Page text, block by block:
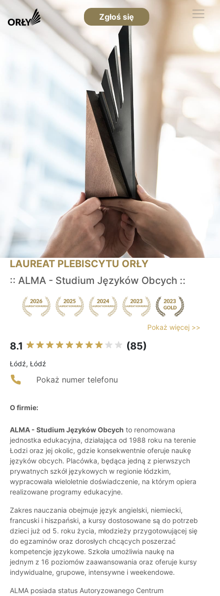
Zgłoś się
LAUREAT PLEBISCYTU ORŁY
:: ALMA - Studium Języków Obcych ::
Pokaż więcej >>
8.1 (85)
Łódź, Łódź
Pokaż numer telefonu
O firmie:
ALMA - Studium Języków Obcych to renomowana
jednostka edukacyjna, działająca od 1988 roku na terenie
Łodzi oraz jej okolic, gdzie konsekwentnie oferuje naukę
języków obcych. Placówka, będąca jedną z pierwszych
prywatnych szkół językowych w regionie łódzkim,
wypracowała wieloletnie doświadczenie, na którym opiera
realizowane programy edukacyjne.
Zakres nauczania obejmuje język angielski, niemiecki,
francuski i hiszpański, a kursy dostosowane są do potrzeb
dzieci już od 5. roku życia, młodzieży przygotowującej się
do egzaminów oraz dorosłych chcących poszerzać
kompetencje językowe. Szkoła umożliwia naukę na
jednym z 16 poziomów zaawansowania oraz oferuje kursy
indywidualne, grupowe, intensywne i weekendowe.
ALMA posiada status Autoryzowanego Centrum